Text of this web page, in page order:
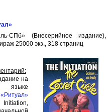
СПб» (Внесерийное издание),
25000 экз., 318 страниц
на
языке
«Ритуал»